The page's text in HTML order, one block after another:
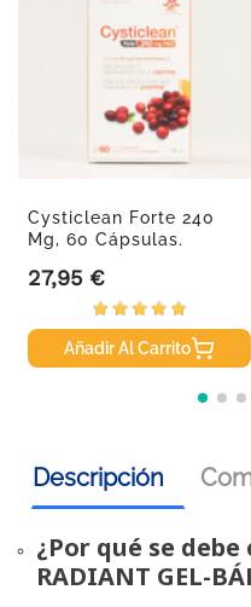
Cysticlean Forte 240
Mg, 60 Cápsulas.
Precio
27,95 €
Añadir Al Carrito
Descripción
¿Por qué se debe
RADIANT GEL-